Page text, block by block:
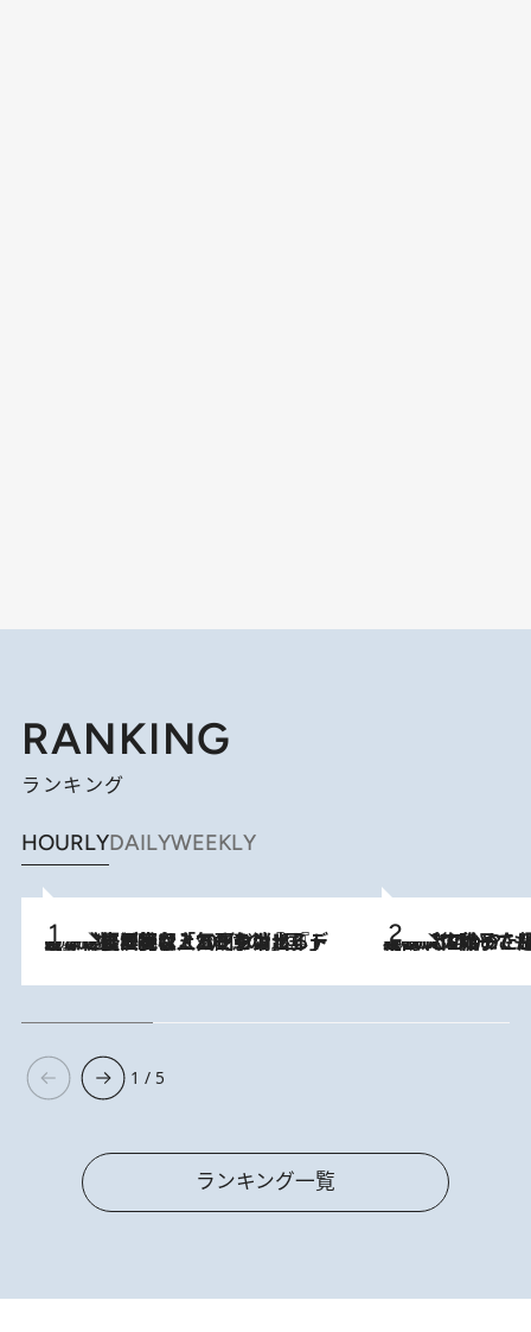
RANKING
ランキング
HOURLYDAILYWEEKLY
2026.8.5
【なぜ吉沢亮は「気配を消せる」のか？】興行収入208億の『国宝』を経て挑むミュージカル『ディア・エヴァン・ハンセン』。トップ俳優が舞台上でさらけ出した“孤独”とは 2026.8.5
【阿川佐和子さんの年とる力】なぜ70代で始めた趣味は“こんなに楽しい”のか？ ピアノ、俳句…スランプに陥っても続けられる“ある秘訣”とは
1 / 5
ランキング一覧